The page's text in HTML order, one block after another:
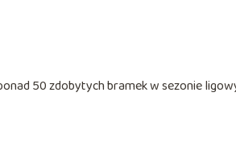
50 zdobytych bramek w sezonie